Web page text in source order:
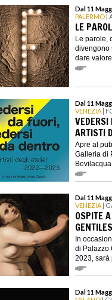
Dal 11
PALERMO |
LE
Le parole,
divengono
dare valore
Dal 11
VENEZIA |
VEDERSI
ARTISTI
Apre al
Galleria di
Bevilacqua
Dal 11
VENEZIA |
OSPITE
In
di Palazzo
2023, sarà
Dal 11